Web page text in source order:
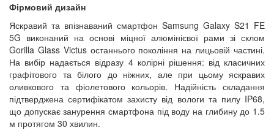
Фірмовий дизайн
Яскравий та впізнаваний смартфон Samsung Galaxy S21 FE
5G виконаний на основі міцної алюмінієвої рами зі склом
Gorilla Glass Victus останнього покоління на лицьовій частині.
На вибір надається відразу 4 колірні рішення: від класичних
графітового та білого до ніжних, але при цьому яскравих
оливкового та фіолетового кольорів. Надійність складання
підтверджена сертифікатом захисту від вологи та пилу IP68,
що допускає занурення смартфона під воду на глибину до 1.5
м протягом 30 хвилин.